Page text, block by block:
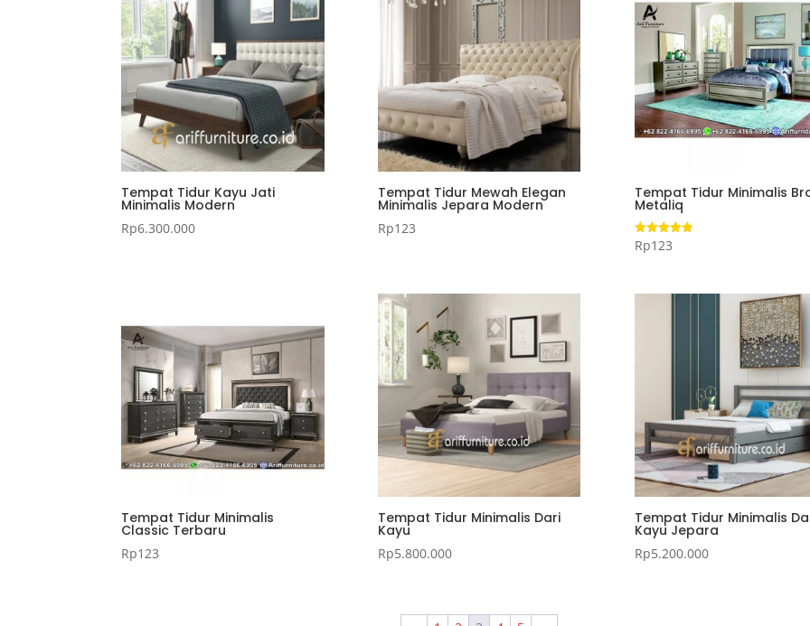
Tempat Tidur Kayu Jati
Minimalis Modern
Rp6.300.000
Tempat Tidur Mewah Elegan
Minimalis Jepara Modern
Rp123
Tempat Tidur Minimalis
Metaliq
Dinilai
5.00
Rp123
Tempat Tidur Minimalis
Classic Terbaru
Rp123
Tempat Tidur Minimalis Dari
Kayu
Rp5.800.000
Tempat Tidur Minimalis
Kayu Jepara
Rp5.200.000